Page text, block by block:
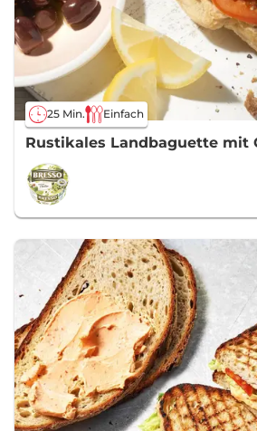
25 Min. Einfach
Rustikales Landbaguette mit